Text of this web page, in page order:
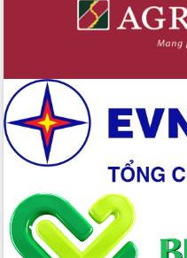
Xây dựng nền hành chính số đồng
hành cùng nông dân dân, doanh nghiệp
đấu có 77% xã đạt chuẩn nông thôn
mới
Chuyển đổi số 'mở đường' cho nông
nghiệp Đắk Lắk tăng trưởng bứt phá
Triển khai đồng bộ đo đạc, lập hồ sơ
địa chính, hoàn thiện cơ sở dữ liệu đất
Ứng dụng sinh trắc học - Bước tiến
trong hành trình chuyển đổi số tại Đắk
Lắk